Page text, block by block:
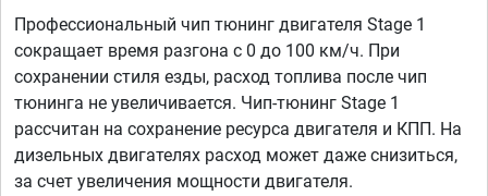
Профессиональный чип тюнинг двигателя Stage 1
сокращает время разгона с 0 до 100 км/ч. При
сохранении стиля езды, расход топлива после чип
тюнинга не увеличивается. Чип-тюнинг Stage 1
рассчитан на сохранение ресурса двигателя и КПП. На
дизельных двигателях расход может даже снизиться,
за счет увеличения мощности двигателя.